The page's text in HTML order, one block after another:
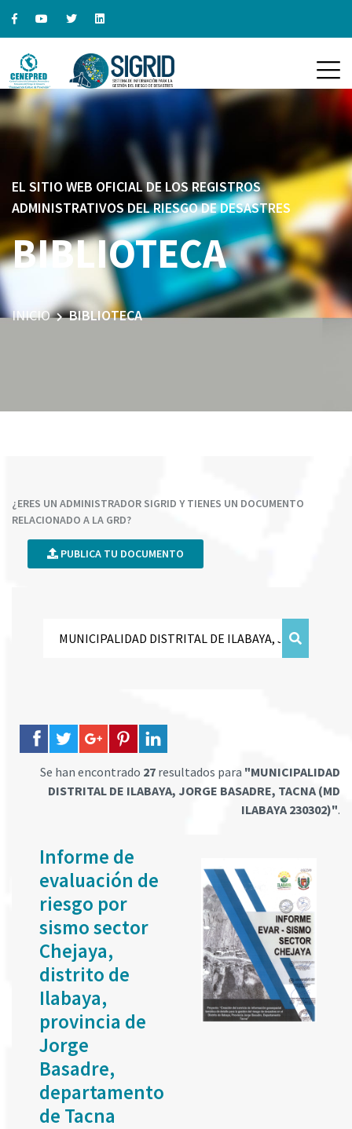
EL SITIO WEB OFICIAL DE LOS REGISTROS
ADMINISTRATIVOS DEL RIESGO DE DESASTRES
BIBLIOTECA
INICIO BIBLIOTECA
¿ERES UN ADMINISTRADOR SIGRID Y TIENES UN DOCUMENTO
RELACIONADO A LA GRD?
PUBLICA TU DOCUMENTO
Se han encontrado 27 resultados para "MUNICIPALIDAD
DISTRITAL DE ILABAYA, JORGE BASADRE, TACNA (MD
ILABAYA 230302)".
Informe de
evaluación de
riesgo por
sismo sector
Chejaya,
distrito de
Ilabaya,
provincia de
Jorge
Basadre,
departamento
de Tacna